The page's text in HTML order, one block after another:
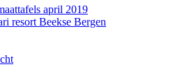
april 2019
resort Beekse Bergen